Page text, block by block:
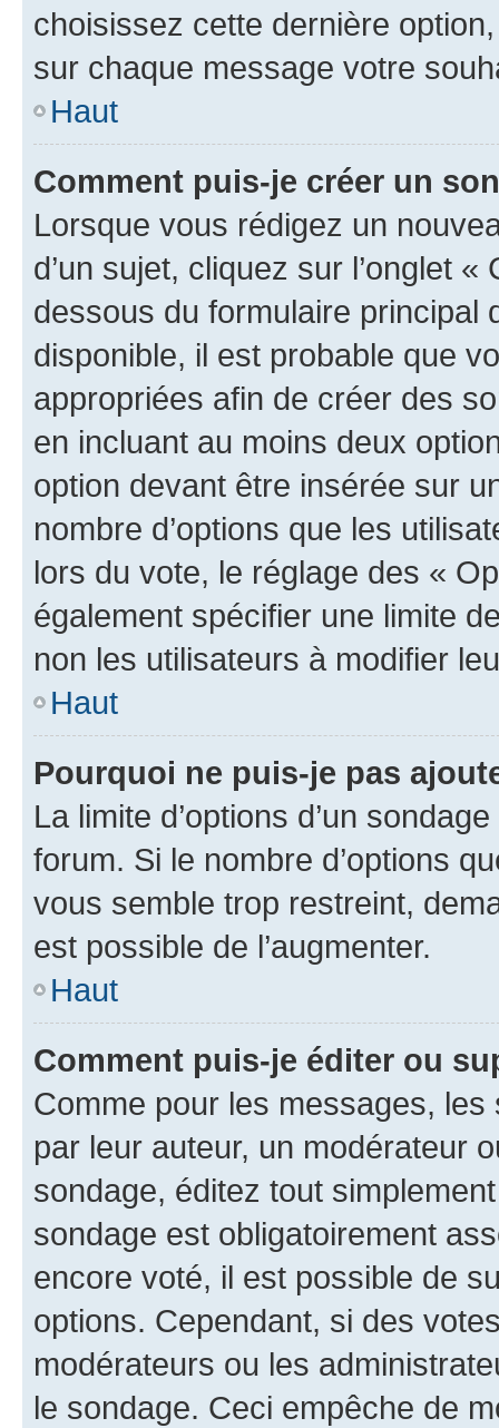
choisissez cette dernière
sur chaque message votre
Haut
Comment puis-je créer un
Lorsque vous rédigez un
d’un sujet, cliquez sur l’onglet
dessous du formulaire principal
disponible, il est probable que
appropriées afin de créer des
en incluant au moins deux
option devant être insérée sur
nombre d’options que les
lors du vote, le réglage des «
également spécifier une limite
non les utilisateurs à modifier
Haut
Pourquoi ne puis-je pas
La limite d’options d’un
forum. Si le nombre d’options
vous semble trop restreint,
est possible de l’augmenter.
Haut
Comment puis-je éditer ou
Comme pour les messages,
par leur auteur, un modérateur
sondage, éditez tout
sondage est obligatoirement
encore voté, il est possible de
options. Cependant, si des
modérateurs ou les
le sondage. Ceci empêche de